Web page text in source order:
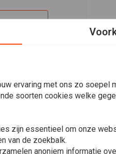
ervaring met ons zo soepel
soorten cookies welke
zijn essentieel om onze
van de zoekbalk.
anoniem informatie